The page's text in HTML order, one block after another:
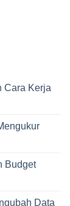
Cara Kerja
Budget
Data